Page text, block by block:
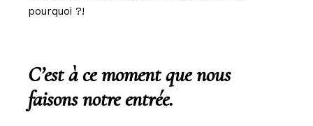
pourquoi ?!
C’est à ce moment que nous
faisons notre entrée.